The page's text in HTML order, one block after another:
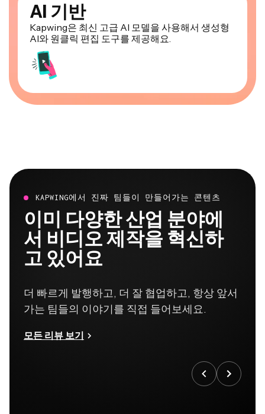
AI 기반
Kapwing은 최신 고급 AI 모델을 사용해서 생성형
AI와 원클릭 편집 도구를 제공해요.
KAPWING에서 진짜 팀들이 만들어가는 콘텐츠
이미 다양한 산업 분야에
서 비디오 제작을 혁신하
고 있어요
더 빠르게 발행하고, 더 잘 협업하고, 항상 앞서
가는 팀들의 이야기를 직접 들어보세요.
모든 리뷰 보기